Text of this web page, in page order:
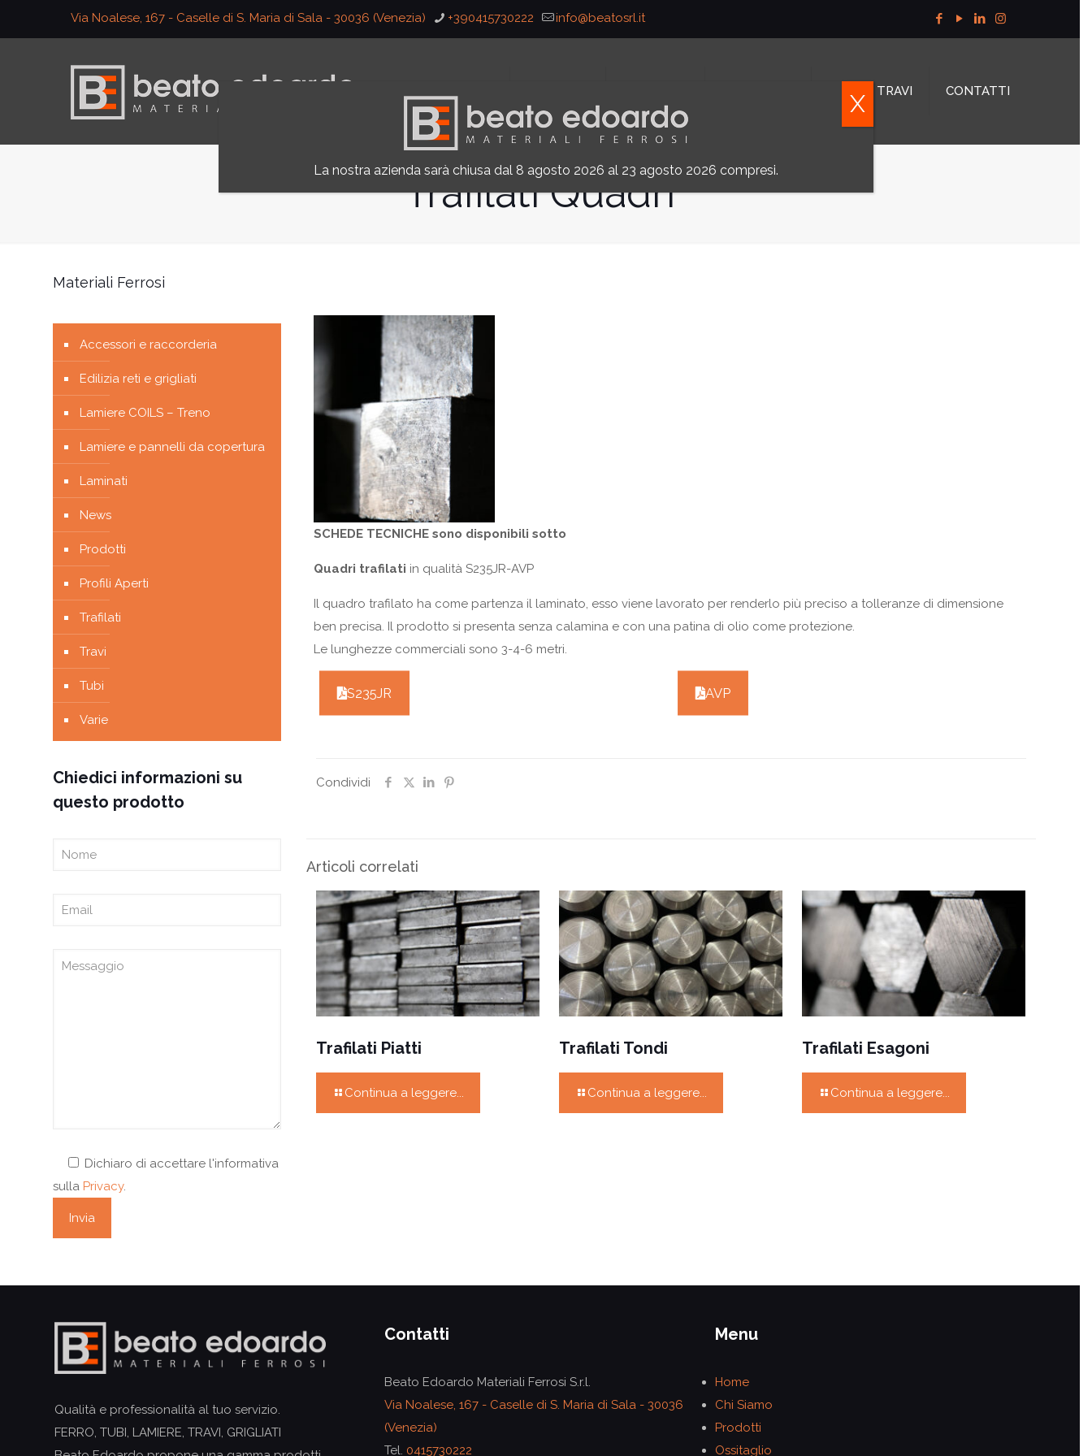
Via Noalese, 167 - Caselle di S. Maria di Sala - 30036 (Venezia) +390415730222 info@beatosrl.it
TAGLIO TRAVI CONTATTI
Trafilati Quadri
SCHEDE TECNICHE sono disponibili sotto
Quadri trafilati in qualità S235JR-AVP
Il quadro trafilato ha come partenza il laminato, esso viene lavorato per renderlo più preciso a tolleranze di dimensione
ben precisa. Il prodotto si presenta senza calamina e con una patina di olio come protezione.
Le lunghezze commerciali sono 3-4-6 metri.
S235JR AVP
Condividi
Articoli correlati
Trafilati Piatti
Continua a leggere...
Trafilati Tondi
Continua a leggere...
Trafilati Esagoni
Continua a leggere...
Materiali Ferrosi
Accessori e raccorderia
Edilizia reti e grigliati
Lamiere COILS – Treno
Lamiere e pannelli da copertura
Laminati
News
Prodotti
Profili Aperti
Trafilati
Travi
Tubi
Varie
Chiedici informazioni su
questo prodotto
Dichiaro di accettare l'informativa
sulla Privacy.
Qualità e professionalità al tuo servizio.
FERRO, TUBI, LAMIERE, TRAVI, GRIGLIATI
Contatti
Beato Edoardo Materiali Ferrosi S.r.l.
Via Noalese, 167 - Caselle di S. Maria di Sala - 30036
(Venezia)
Tel. 0415730222
Menu
Home
Chi Siamo
Prodotti
Ossitaglio
La nostra azienda sarà chiusa dal 8 agosto 2026 al 23 agosto 2026 compresi.
X